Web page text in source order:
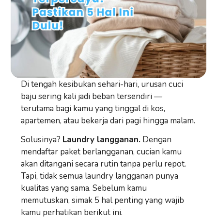
Di tengah kesibukan sehari-hari, urusan cuci
baju sering kali jadi beban tersendiri —
terutama bagi kamu yang tinggal di kos,
apartemen, atau bekerja dari pagi hingga malam.
Solusinya? Laundry langganan.Dengan
mendaftar paket berlangganan, cucian kamu
akan ditangani secara rutin tanpa perlu repot.
Tapi, tidak semua laundry langganan punya
kualitas yang sama. Sebelum kamu
memutuskan, simak 5 hal penting yang wajib
kamu perhatikan berikut ini.